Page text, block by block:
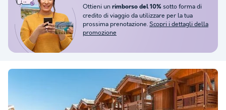
Ottieni un rimborso del 10% sotto forma di
credito di viaggio da utilizzare per la tua
prossima prenotazione. Scopri i dettagli della
promozione